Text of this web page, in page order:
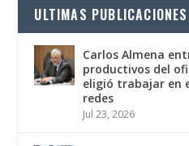
ULTIMAS PUBLICACIONES
Carlos Almena
productivos del
eligió trabajar en
redes
Jul 23, 2026